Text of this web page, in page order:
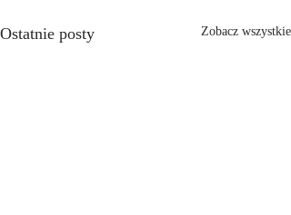
Ostatnie posty Zobacz wszystkie